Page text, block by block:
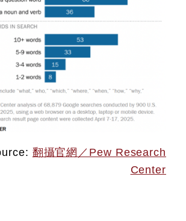
翻攝官網／Pew Research
Center